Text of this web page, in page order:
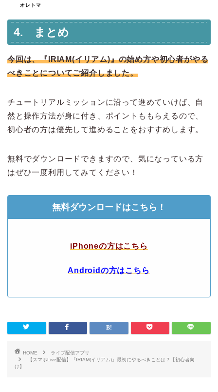
オレトマ
4. まとめ
今回は、『IRIAM(イリアム)』の始め方や初心者がやる
べきことについてご紹介しました。
チュートリアルミッションに沿って進めていけば、自
然と操作方法が身に付き、ポイントももらえるので、
初心者の方は優先して進めることをおすすめします。
無料でダウンロードできますので、気になっている方
はぜひ一度利用してみてください！
無料ダウンロードはこちら！
iPhoneの方はこちら
Androidの方はこちら
HOME
ライブ配信アプリ
【スマホLive配信】『IRIAM(イリアム)』最初にやるべきことは？【初心者向
け】